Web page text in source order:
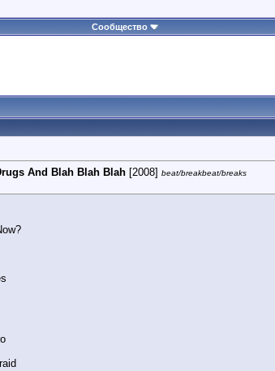
Сообщество
And Blah Blah Blah [2008] beat/breakbeat/breaks